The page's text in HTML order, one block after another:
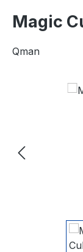
Magic
Qman
Bildergalerie